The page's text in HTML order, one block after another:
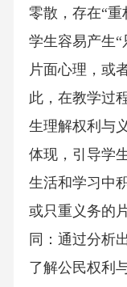
零散，存在“
学生容易产生
片面心理，或
此，在教学过
生理解权利与
体现，引导学
生活和学习中
或只重义务的
同：通过分析
了解公民权利